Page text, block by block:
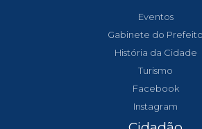
Eventos
Gabinete do Prefeito
História da Cidade
Turismo
Facebook
Instagram